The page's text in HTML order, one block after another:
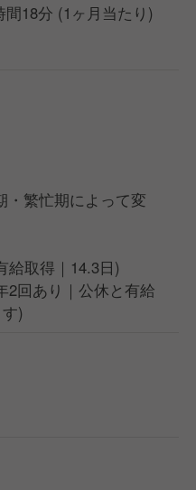
18分 (1ヶ月当たり)
繁忙期によって変
給取得｜14.3日)
2回あり｜公休と有給
)